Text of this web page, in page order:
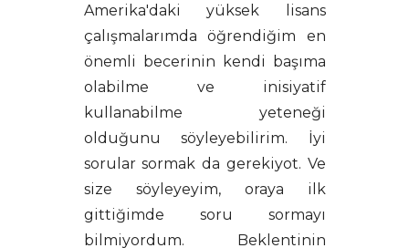
Amerika'daki yüksek lisans
çalışmalarımda öğrendiğim en
önemli becerinin kendi başıma
olabilme ve inisiyatif
kullanabilme yeteneği
olduğunu söyleyebilirim. İyi
sorular sormak da gerekiyot. Ve
size söyleyeyim, oraya ilk
gittiğimde soru sormayı
bilmiyordum. Beklentinin